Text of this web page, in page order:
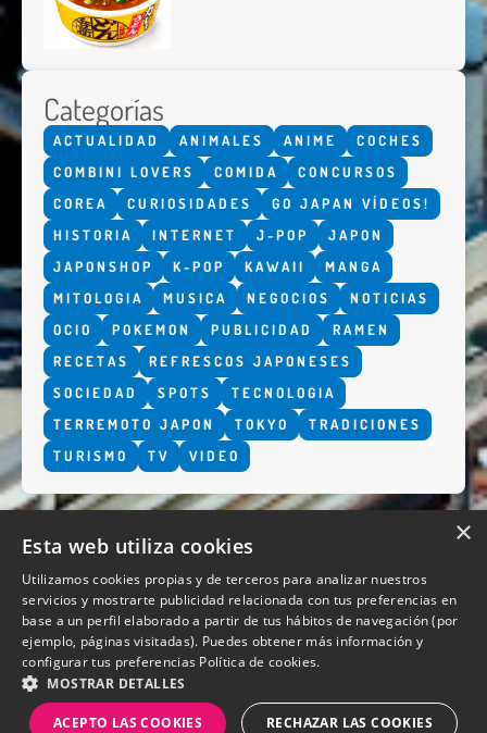
Categorías
ACTUALIDAD ANIMALES ANIME
COCHES
COMBINI LOVERS
COMIDA
CONCURSOS
COREA
CURIOSIDADES
GO JAPAN VÍDEOS!
HISTORIA
INTERNET J-POP
JAPON
JAPONSHOP
K-POP KAWAII
MANGA
MITOLOGIA
MUSICA NEGOCIOS
NOTICIAS
OCIO
POKEMON PUBLICIDAD
RAMEN
RECETAS
REFRESCOS JAPONESES
SOCIEDAD
SPOTS
TECNOLOGIA
TERREMOTO JAPON
TOKYO
TRADICIONES
TURISMO
TV VIDEO
QUIENES SOMOS
×
Esta web utiliza cookies
Utilizamos cookies propias y de terceros para analizar nuestros
servicios y mostrarte publicidad relacionada con tus preferencias en
base a un perfil elaborado a partir de tus hábitos de navegación (por
ejemplo, páginas visitadas). Puedes obtener más información y
configurar tus preferencias Política de cookies.
MOSTRAR DETALLES
ACEPTO LAS COOKIES RECHAZAR LAS COOKIES